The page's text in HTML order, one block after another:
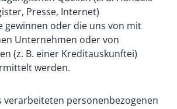
Presse, Internet)
gewinnen oder die uns von mit
Unternehmen oder von
(z. B. einer Kreditauskunftei)
werden.
verarbeiteten personenbezogenen